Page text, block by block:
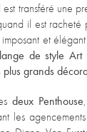
transféré une
il est
et
de style
grands
deux Penthouse
les